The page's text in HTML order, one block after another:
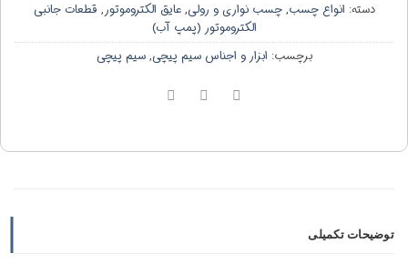
دسته: انواع چسب,چسب نواری و رولی,عایق الکتروموتور, قطعات جانبی
الکتروموتور (پمپ آب)
برچسب: ابزار و اجناس سیم پیچی,سیم پیچی
توضیحات تکمیلی